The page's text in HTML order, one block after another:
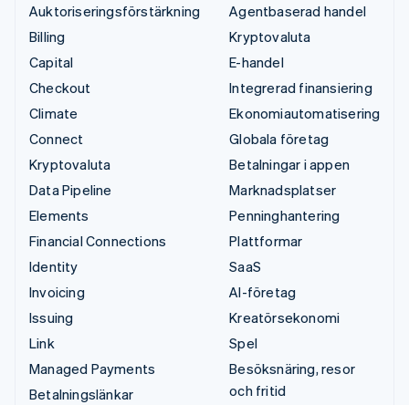
Auktoriseringsförstärkning
Billing
Capital
Checkout
Climate
Connect
Kryptovaluta
Data Pipeline
Elements
Financial Connections
Identity
Invoicing
Issuing
Link
Managed Payments
Betalningslänkar
Agentbaserad handel
Kryptovaluta
E-handel
Integrerad finansiering
Ekonomiautomatisering
Globala företag
Betalningar i appen
Marknadsplatser
Penninghantering
Plattformar
SaaS
AI-företag
Kreatörsekonomi
Spel
Besöksnäring, resor
och fritid